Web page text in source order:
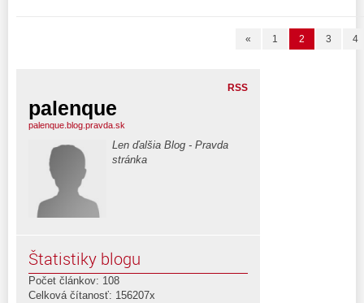
« 1 2 3 4
RSS
palenque
palenque.blog.pravda.sk
Len ďalšia Blog - Pravda
stránka
Štatistiky blogu
Počet článkov: 108
Celková čítanosť: 156207x